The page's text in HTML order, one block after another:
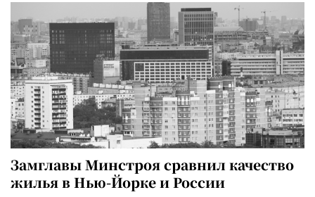
Замглавы Минстроя сравнил качество
жилья в Нью-Йорке и России